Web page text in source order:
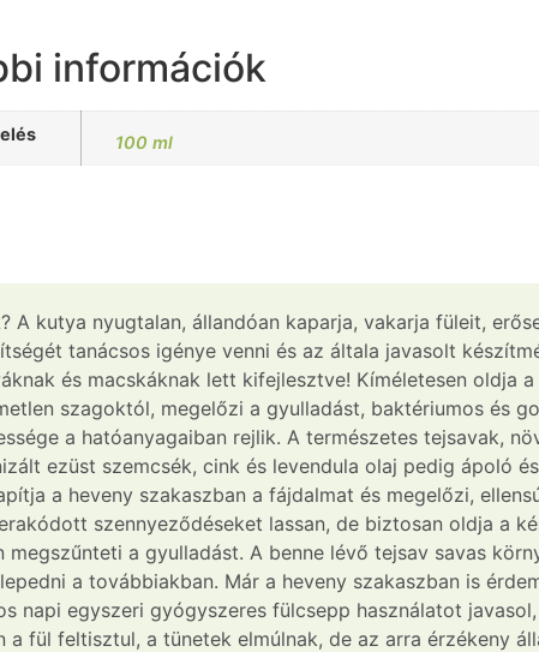
információk
100 ml
kutya nyugtalan, állandóan kaparja, vakarja füleit,
tanácsos igénye venni és az általa javasolt
és macskáknak lett kifejlesztve! Kíméletesen oldja
szagoktól, megelőzi a gyulladást, baktériumos és
a hatóanyagaiban rejlik. A természetes tejsavak,
ezüst szemcsék, cink és levendula olaj pedig ápoló
a heveny szakaszban a fájdalmat és megelőzi,
szennyeződéseket lassan, de biztosan oldja a
a gyulladást. A benne lévő tejsav savas
a továbbiakban. Már a heveny szakaszban is
napi egyszeri gyógyszeres fülcsepp használatot
fül feltisztul, a tünetek elmúlnak, de az arra érzékeny